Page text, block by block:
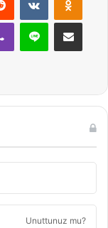
Viber Line E-Posta ile
Unuttunuz mu?